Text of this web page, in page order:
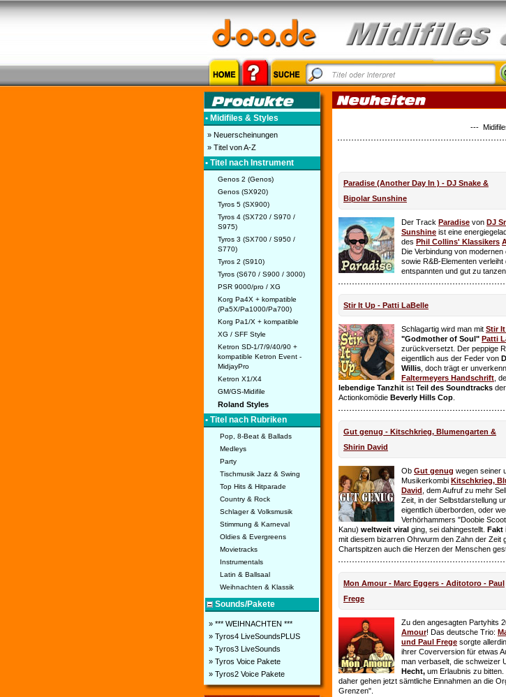
• Midifiles & Styles
» Neuerscheinungen
» Titel von A-Z
• Titel nach Instrument
Genos 2 (Genos)
Genos (SX920)
Tyros 5 (SX900)
Tyros 4 (SX720 / S970 /
S975)
Tyros 3 (SX700 / S950 /
S770)
Tyros 2 (S910)
Tyros (S670 / S900 / 3000)
PSR 9000/pro / XG
Korg Pa4X + kompatible
(Pa5X/Pa1000/Pa700)
Korg Pa1/X + kompatible
XG / SFF Style
Ketron SD-1/7/9/40/90 +
kompatible Ketron Event -
MidjayPro
Ketron X1/X4
GM/GS-Midifile
Roland Styles
• Titel nach Rubriken
Pop, 8-Beat & Ballads
Medleys
Party
Tischmusik Jazz & Swing
Top Hits & Hitparade
Country & Rock
Schlager & Volksmusik
Stimmung & Karneval
Oldies & Evergreens
Movietracks
Instrumentals
Latin & Ballsaal
Weihnachten & Klassik
Sounds/Pakete
» *** WEIHNACHTEN ***
» Tyros4 LiveSoundsPLUS
» Tyros3 LiveSounds
» Tyros Voice Pakete
» Tyros2 Voice Pakete
--- Midifiles &
Paradise (Another Day In ) - DJ Snake &
Bipolar Sunshine
Der Track Paradise von DJ
Sunshine ist eine
des Phil Collins' Klassikers
Die Verbindung von
sowie R&B-Elementen
entspannten und gut zu
Stir It Up - Patti LaBelle
Schlagartig wird man mit Stir
"Godmother of Soul" Patti
zurückversetzt. Der peppige
eigentllich aus der Feder von
Willis , doch trägt er
Faltermeyers Handschrift ,
lebendige Tanzhit ist Teil des Soundtracks
Actionkomödie Beverly Hills Cop
Gut genug - Kitschkrieg, Blumengarten &
Shirin David
Ob Gut genug wegen seiner
Musikerkombi Kitschkrieg,
David , dem Aufruf zu mehr
Zeit, in der Selbstdarstellung
eigentlich überborden, oder
Verhörhammers "Doobie
Kanu) weltweit viral ging, sei dahingestellt. Fakt
mit diesem bizarren Ohrwurm den Zahn der Zeit
Chartspitzen auch die Herzen der Menschen
Mon Amour - Marc Eggers - Aditotoro - Paul
Frege
Zu den angesagten Partyhits
Amour! Das deutsche Trio:
und Paul Frege sorgte
ihrer Coverversion für etwas
man verbaselt, die schweizer
Hecht, um Erlaubnis zu bitten.
daher gehen jetzt sämtliche Einnahmen an die
Grenzen".